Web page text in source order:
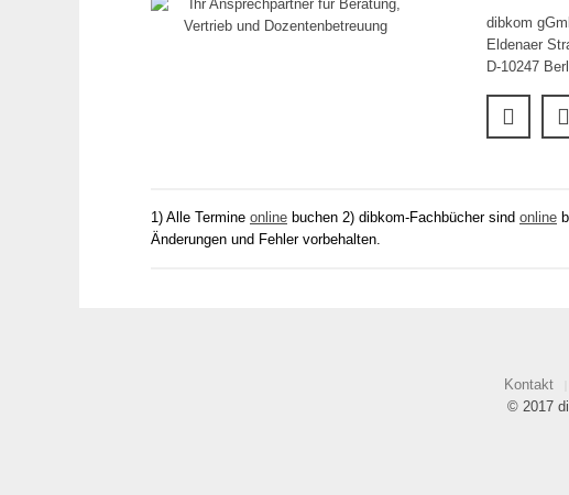
dibkom
Eldenaer
D-10247
1) Alle Termine online buchen 2) dibkom-Fachbücher sind online
Änderungen und Fehler vorbehalten.
Kontakt
© 2017